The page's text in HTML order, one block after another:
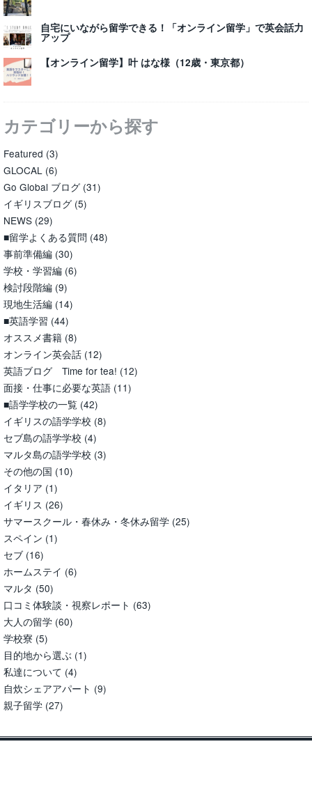
自宅にいながら留学できる！「オンライン留学」で英会話力
アップ
【オンライン留学】叶 はな様（12歳・東京都）
カテゴリーから探す
Featured (3)
GLOCAL (6)
Go Global ブログ (31)
イギリスブログ (5)
NEWS (29)
■留学よくある質問 (48)
事前準備編 (30)
学校・学習編 (6)
検討段階編 (9)
現地生活編 (14)
■英語学習 (44)
オススメ書籍 (8)
オンライン英会話 (12)
英語ブログ Time for tea! (12)
面接・仕事に必要な英語 (11)
■語学学校の一覧 (42)
イギリスの語学学校 (8)
セブ島の語学学校 (4)
マルタ島の語学学校 (3)
その他の国 (10)
イタリア (1)
イギリス (26)
サマースクール・春休み・冬休み留学 (25)
スペイン (1)
セブ (16)
ホームステイ (6)
マルタ (50)
口コミ体験談・視察レポート (63)
大人の留学 (60)
学校寮 (5)
目的地から選ぶ (1)
私達について (4)
自炊シェアアパート (9)
親子留学 (27)